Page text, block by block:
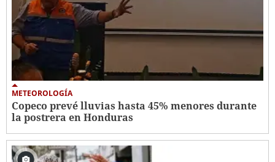
METEOROLOGÍA
Copeco prevé lluvias hasta 45% menores durante
la postrera en Honduras